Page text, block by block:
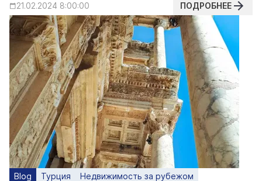
21.02.2024 8:00:00 ПОДРОБНЕЕ
Blog Турция Недвижимость за рубежом